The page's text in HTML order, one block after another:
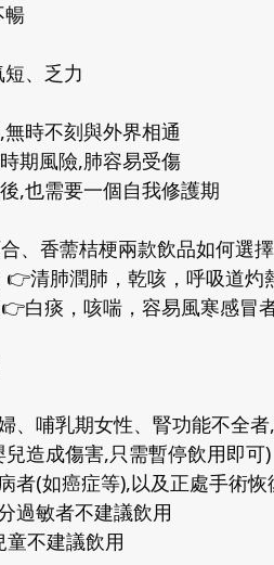
暢
、乏力
時不刻與外界相通
期風險,肺容易受傷
,也需要一個自我修護期
、香薷桔梗兩款飲品如何選擇
清肺潤肺，乾咳，呼吸道灼
白痰，咳喘，容易風寒感冒
、哺乳期女性、腎功能不全
造成傷害,只需暫停飲用即可)
者(如癌症等),以及正處手術
過敏者不建議飲用
童不建議飲用